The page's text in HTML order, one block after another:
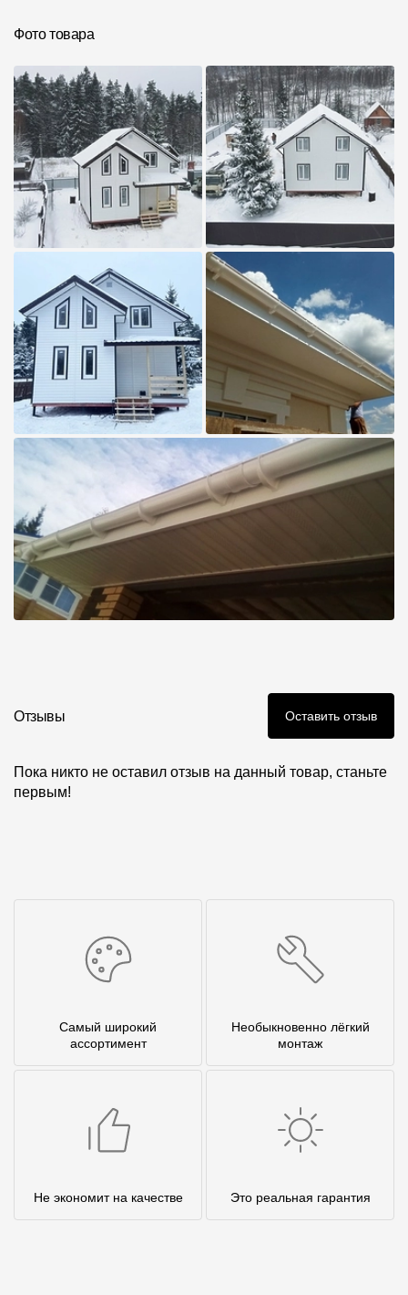
Фото товара
Отзывы Оставить отзыв
Пока никто не оставил отзыв на данный товар, станьте
первым!
Самый широкий
ассортимент
Необыкновенно лёгкий
монтаж
Не экономит на качестве Это реальная гарантия